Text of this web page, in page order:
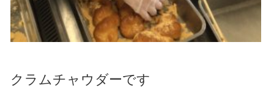
クラムチャウダーです